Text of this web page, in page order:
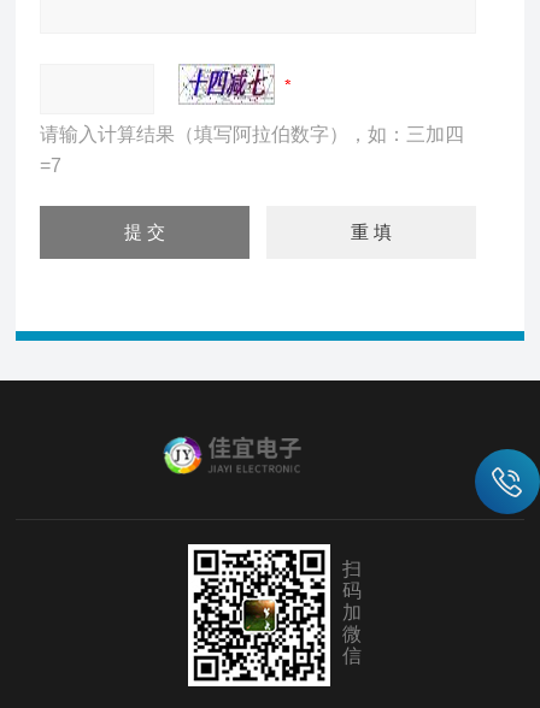
请输入计算结果（填写阿拉伯数字），如：三加四
=7
扫
码
加
微
信